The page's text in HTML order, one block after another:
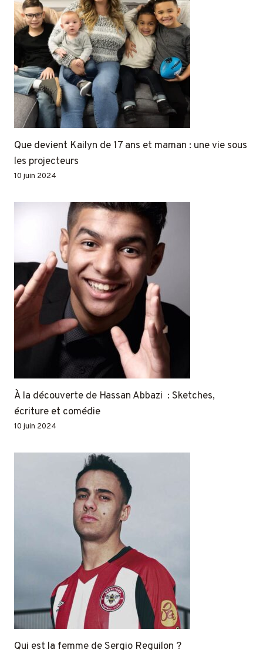
Que devient Kailyn de 17 ans et maman : une vie sous
les projecteurs
10 juin 2024
À la découverte de Hassan Abbazi : Sketches,
écriture et comédie
10 juin 2024
Qui est la femme de Sergio Reguilon ?